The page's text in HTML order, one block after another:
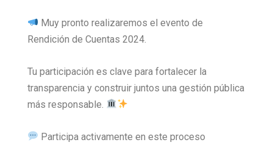
Muy pronto realizaremos el evento de
Rendición de Cuentas 2024.
Tu participación es clave para fortalecer la
transparencia y construir juntos una gestión pública
más responsable.
Participa activamente en este proceso